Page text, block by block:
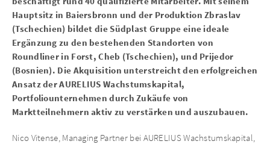
Hauptsitz in Baiersbronn und der Produktion Zbraslav
(Tschechien) bildet die Südplast Gruppe eine ideale
Ergänzung zu den bestehenden Standorten von
Roundliner in Forst, Cheb (Tschechien), und Prijedor
(Bosnien). Die Akquisition unterstreicht den erfolgreichen
Ansatz der AURELIUS Wachstumskapital,
Portfoliounternehmen durch Zukäufe von
Marktteilnehmern aktiv zu verstärken und auszubauen.
Nico Vitense, Managing Partner bei AURELIUS Wachstumskapital,